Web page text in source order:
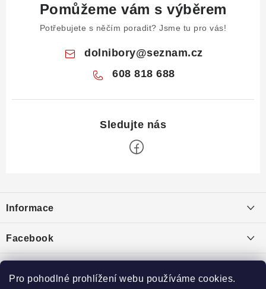
Pro pohodlné prohlížení webu používáme cookies.
Pomůžeme vám s výběrem
Potřebujete s něčím poradit? Jsme tu pro vás!
dolnibory@seznam.cz
608 818 688
p
a
í
Informace
Puncovní značky
Ochrana osobních údajů
Facebook
Toplist